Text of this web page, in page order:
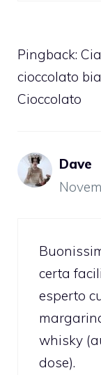
Pingback:
cioccolato
Cioccolato
Dave
certa
esperto
whisky
dose).